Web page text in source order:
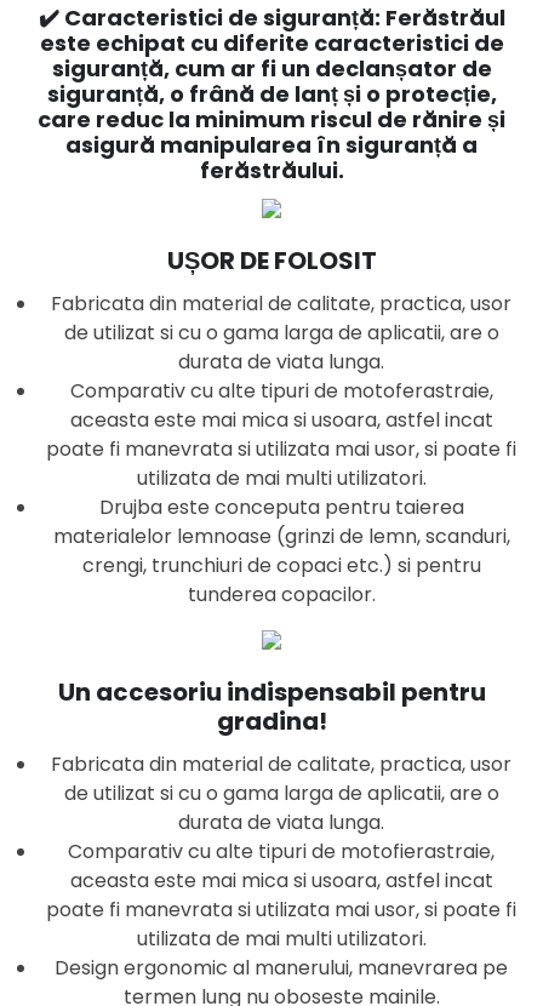
✔️ Caracteristici de siguranță: Ferăstrăul
este echipat cu diferite caracteristici de
siguranță, cum ar fi un declanșator de
siguranță, o frână de lanț și o protecție,
care reduc la minimum riscul de rănire și
asigură manipularea în siguranță a
ferăstrăului.
UȘOR DE FOLOSIT
Fabricata din material de calitate, practica, usor
de utilizat si cu o gama larga de aplicatii, are o
durata de viata lunga.
Comparativ cu alte tipuri de motoferastraie,
aceasta este mai mica si usoara, astfel incat
poate fi manevrata si utilizata mai usor, si poate fi
utilizata de mai multi utilizatori.
Drujba este conceputa pentru taierea
materialelor lemnoase (grinzi de lemn, scanduri,
crengi, trunchiuri de copaci etc.) si pentru
tunderea copacilor.
Un accesoriu indispensabil pentru
gradina!
Fabricata din material de calitate, practica, usor
de utilizat si cu o gama larga de aplicatii, are o
durata de viata lunga.
Comparativ cu alte tipuri de motofierastraie,
aceasta este mai mica si usoara, astfel incat
poate fi manevrata si utilizata mai usor, si poate fi
utilizata de mai multi utilizatori.
Design ergonomic al manerului, manevrarea pe
termen lung nu oboseste mainile.